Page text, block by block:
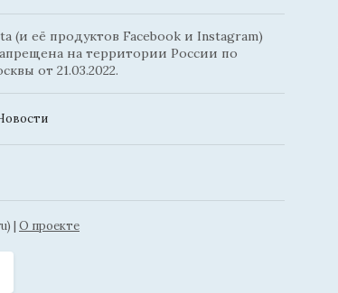
(и её продуктов Facebook и Instagram)
на территории России по
от 21.03.2022.
| О проекте